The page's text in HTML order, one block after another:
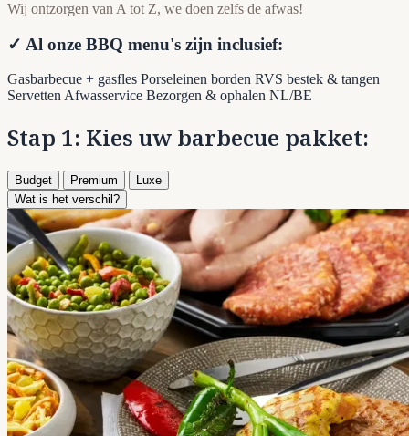
Wij ontzorgen van A tot Z, we doen zelfs de afwas!
✓ Al onze BBQ menu's zijn inclusief:
Gasbarbecue + gasfles Porseleinen borden RVS bestek & tangen
ServettenAfwasservice Bezorgen & ophalen NL/BE
Stap 1: Kies uw barbecue pakket:
Budget Premium
Luxe
Wat is het verschil?